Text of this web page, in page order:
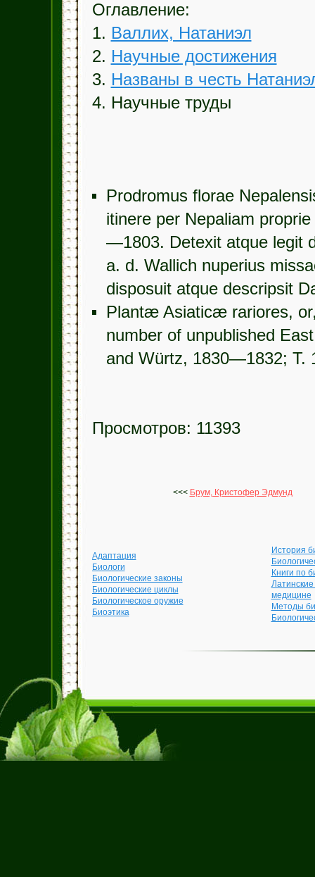
Оглавление:
1. Валлих, Натаниэл
2. Научные достижения
3. Названы в честь
4. Научные труды
Prodromus florae
itinere per Nepaliam
—1803. Detexit atque legit
a. d. Wallich nuperius
disposuit atque descripsit
Plantæ Asiaticæ rariores,
number of unpublished
and Würtz, 1830—1832; Т.
Просмотров: 11393
<<< Брум, Кристофер Эдмунд
Адаптация
Биологи
Биологические законы
Биологические циклы
Биологическое оружие
Биоэтика
История
Книги по
медицине
Методы